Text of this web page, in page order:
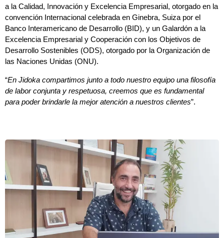
a la Calidad, Innovación y Excelencia Empresarial, otorgado en la
convención Internacional celebrada en Ginebra, Suiza por el
Banco Interamericano de Desarrollo (BID), y un Galardón a la
Excelencia Empresarial y Cooperación con los Objetivos de
Desarrollo Sostenibles (ODS), otorgado por la Organización de
las Naciones Unidas (ONU).
“En Jidoka compartimos junto a todo nuestro equipo una filosofía
de labor conjunta y respetuosa, creemos que es fundamental
para poder brindarle la mejor atención a nuestros clientes”.